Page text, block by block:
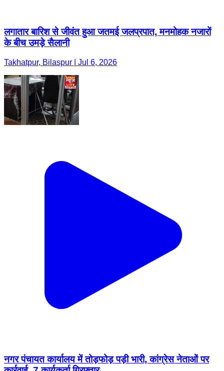
लगातार बारिश से जीवंत हुआ जतमई जलप्रपात, मनमोहक नजारों
के बीच उमड़े सैलानी
Takhatpur, Bilaspur | Jul 6, 2026
नगर पंचायत कार्यालय में तोड़फोड़ पड़ी भारी, कांग्रेस नेताओं पर